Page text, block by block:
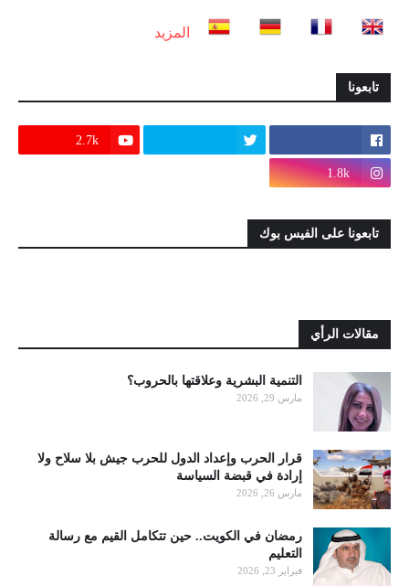
المزيد
تابعونا
2.7k
1.8k
تابعونا على الفيس بوك
مقالات الرأي
التنمية البشرية وعلاقتها بالحروب؟
مارس 29, 2026
قرار الحرب وإعداد الدول للحرب جيش بلا سلاح ولا
إرادة في قبضة السياسة
مارس 26, 2026
رمضان في الكويت.. حين تتكامل القيم مع رسالة
التعليم
فبراير 23, 2026